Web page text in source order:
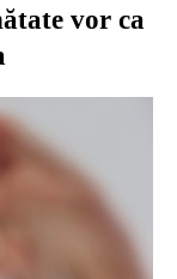
vor ca